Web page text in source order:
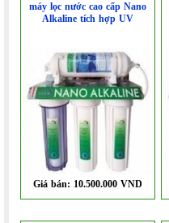
máy lọc nước cao cấp Nano
Alkaline tích hợp UV
Giá bán: 10.500.000 VND